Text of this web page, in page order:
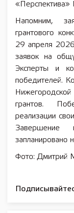
«Перспектива»
Напомним,
грантового
29 апреля
заявок на
Эксперты и
победителей.
грантов.
реализации
Завершение
запланировано
Фото: Дмитрий